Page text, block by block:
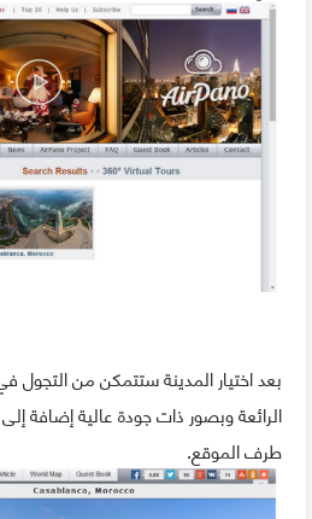
بعد اختيار المدينة ستتمكن من التجول
الرائعة وبصور ذات جودة عالية
طرف الموقع.